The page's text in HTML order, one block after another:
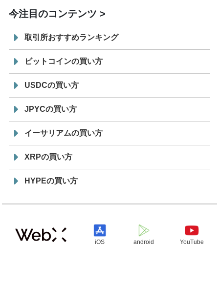
今注目のコンテンツ
取引所おすすめランキング
ビットコインの買い方
USDCの買い方
JPYCの買い方
イーサリアムの買い方
XRPの買い方
HYPEの買い方
iOS android YouTube